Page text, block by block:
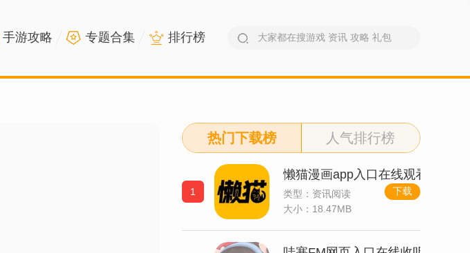
手游攻略 专题合集 排行榜
热门下载榜 人气排行榜
1
懒猫漫画app入口在线观看
类型：资讯阅读
大小：18.47MB
下载